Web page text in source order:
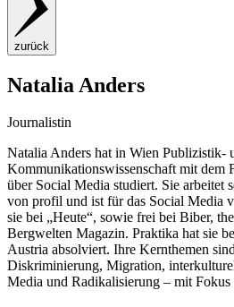
zurück
Natalia Anders
Journalistin
Natalia Anders hat in Wien Publizistik-
Kommunikationswissenschaft mit dem
über Social Media studiert. Sie arbeitet
von profil und ist für das Social Media
sie bei „Heute“, sowie frei bei Biber, the
Bergwelten Magazin. Praktika hat sie
Austria absolviert. Ihre Kernthemen
Diskriminierung, Migration,
Media und Radikalisierung – mit Fokus